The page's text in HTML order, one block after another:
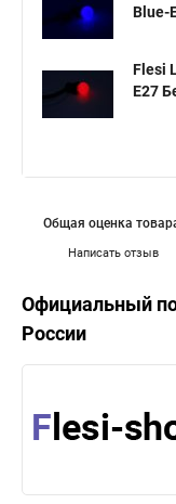
Blue-
Flesi
E27
Написать отзыв
Общая оценка
Официальный
России